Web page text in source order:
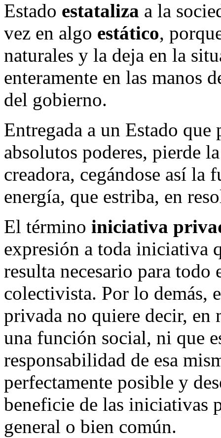
Estado estataliza a la
vez en algo estático,
naturales y la deja en la
enteramente en las manos
del gobierno.
Entregada a un Estado
absolutos poderes, pierde
creadora, cegándose así la
energía, que estriba, en
El término iniciativa
expresión a toda iniciativa
resulta necesario para
colectivista. Por lo demás,
privada no quiere decir, en
una función social, ni que
responsabilidad de esa
perfectamente posible y
beneficie de las iniciativas
general o bien común.